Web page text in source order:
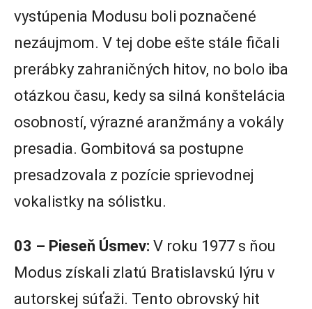
vystúpenia Modusu boli poznačené
nezáujmom. V tej dobe ešte stále fičali
prerábky zahraničných hitov, no bolo iba
otázkou času, kedy sa silná konštelácia
osobností, výrazné aranžmány a vokály
presadia. Gombitová sa postupne
presadzovala z pozície sprievodnej
vokalistky na sólistku.
03 – Pieseň Úsmev: V roku 1977 s ňou
Modus získali zlatú Bratislavskú lýru v
autorskej súťaži. Tento obrovský hit